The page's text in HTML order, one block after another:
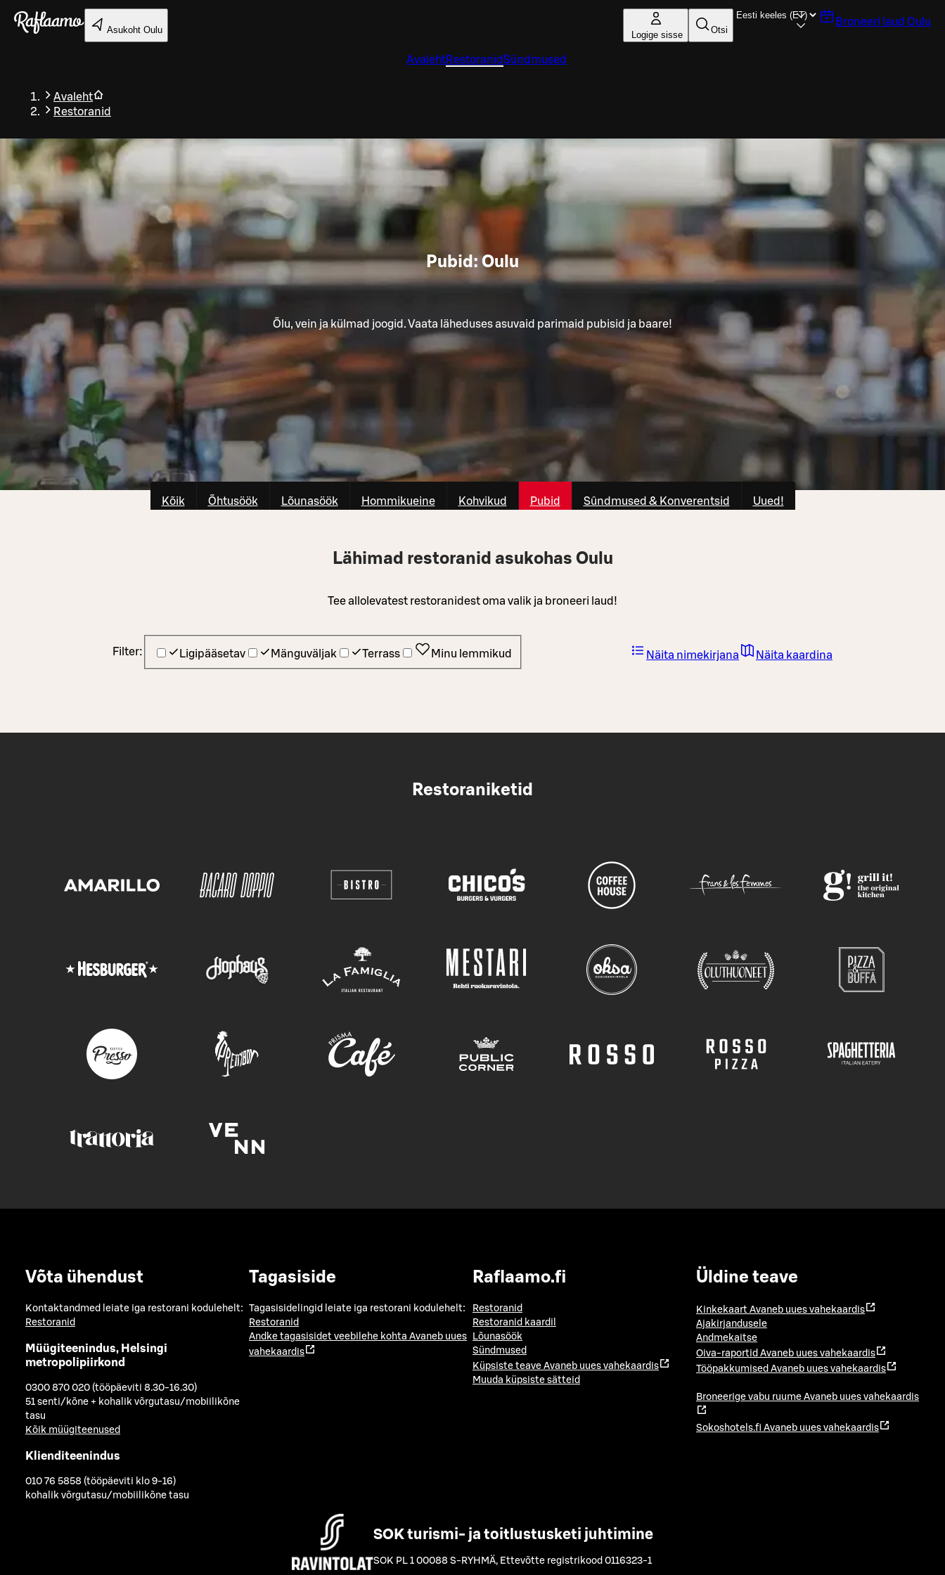
Liigu peamise sisu juurde
Asukoht Oulu Logige sisse Otsi
Broneeri laud Oulu
AvalehtRestoranidSündmused
Avaleht
Restoranid
Pubid: Oulu
Õlu, vein ja külmad joogid. Vaata läheduses asuvaid parimaid pubisid ja baare!
Kõik Õhtusöök Lõunasöök Hommikueine Kohvikud Pubid Sûndmused & Konverentsid Uued!
Lähimad restoranid asukohas Oulu
Tee allolevatest restoranidest oma valik ja broneeri laud!
Filter: Ligipääsetav Mänguväljak Terrass Minu lemmikud Näita nimekirjana Näita kaardina
Restoraniketid
Võta ühendust
Kontaktandmed leiate iga restorani kodulehelt:
Restoranid
Müügiteenindus, Helsingi
metropolipiirkond
0300 870 020 (tööpäeviti 8.30-16.30)
51 senti/kõne + kohalik võrgutasu/mobiilikõne
tasu
Kõik müügiteenused
Klienditeenindus
010 76 5858 (tööpäeviti klo 9-16)
kohalik võrgutasu/mobiilikõne tasu
Tagasiside
Tagasisidelingid leiate iga restorani kodulehelt:
Restoranid
Andke tagasisidet veebilehe kohta Avaneb uues
vahekaardis
Raflaamo.fi
Restoranid
Restoranid kaardil
Lõunasöök
Sündmused
Küpsiste teave Avaneb uues vahekaardis
Muuda küpsiste sätteid
Üldine teave
Kinkekaart Avaneb uues vahekaardis
Ajakirjandusele
Andmekaitse
Oiva-raportid Avaneb uues vahekaardis
Tööpakkumised Avaneb uues vahekaardis
Broneerige vabu ruume Avaneb uues vahekaardis
Sokoshotels.fi Avaneb uues vahekaardis
SOK turismi- ja toitlustusketi juhtimine
SOK PL 1 00088 S-RYHMÄ, Ettevõtte registrikood 0116323-1